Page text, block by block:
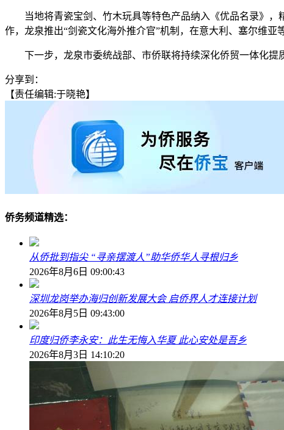
当地将青瓷宝剑、竹木玩具等特色产品纳入《优品名录》，
作，龙泉推出“剑瓷文化海外推介官”机制，在意大利、塞尔维亚
下一步，龙泉市委统战部、市侨联将持续深化侨贸一体化提
分享到：
【责任编辑:于晓艳】
侨务频道精选：
从侨批到指尖 “寻亲摆渡人”助华侨华人寻根归乡
2026年8月6日 09:00:43
深圳龙岗举办海归创新发展大会 启侨界人才连接计划
2026年8月5日 09:43:00
印度归侨李永安：此生无悔入华夏 此心安处是吾乡
2026年8月3日 14:10:20